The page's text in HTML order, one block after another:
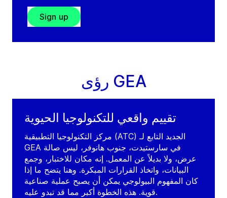
Sign up
رؤى GEA
تقييم واقعي للتكنولوجيا الحيوية
مركز التكنولوجيا التطبيقية (ATC) الجديد التابع لـ
GEA في سارستيدت، جنوب هانوفر، ليس صالة
عرض، ولا بديلاً عن المعمل. إنه مكان للاختبار، وجمع
البيانات، واتخاذ القرارات المبكرة. وهنا يتضح ما إذا
كان المفهوم البيولوجي يمكن أن يصبح عملية صناعية
قوية. هذه الخطوة أكبر مما قد تبدو عليه.